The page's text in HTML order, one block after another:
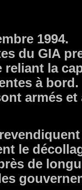
1994.
du GIA
reliant la
à
armés et
le
de